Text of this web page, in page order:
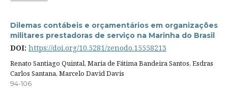
Dilemas contábeis e orçamentários em organizações
militares prestadoras de serviço na Marinha do Brasil
DOI: https://doi.org/10.5281/zenodo.15558213
Renato Santiago Quintal, Maria de Fátima Bandeira Santos, Esdras
Carlos Santana, Marcelo David Davis
94-106